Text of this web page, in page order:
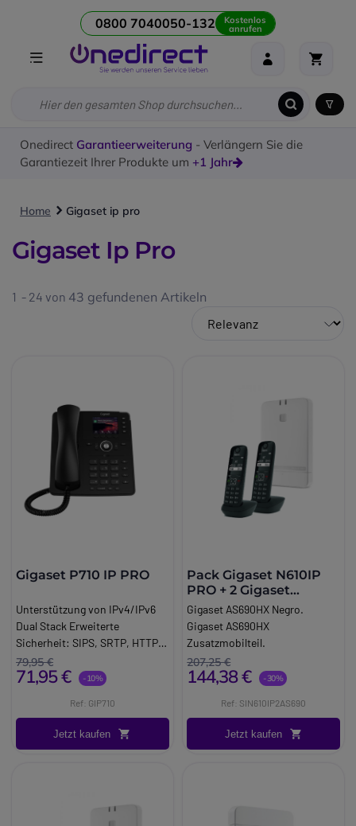
0800 7040050-132 Kostenlos
anrufen
Onedirect Garantieerweiterung - Verlängern Sie die
Garantiezeit Ihrer Produkte um +1 Jahr
Home Gigaset ip pro
Gigaset Ip Pro
1 - 24 von 43 gefundenen Artikeln
Gigaset P710 IP PRO
Unterstützung von IPv4/IPv6
Dual Stack Erweiterte
Sicherheit: SIPS, SRTP, HTTPS,
802.1X Authentifizierung.
Vereinfachte Bereitstellung mit
P710 IP PRO Professionelles
Desktop Vo. IP Telefon.
79,95 €
71,95 € -10%
Ref: GIP710
Jetzt kaufen
Pack Gigaset N610IP
PRO + 2 Gigaset
AS690HX schwarz
Gigaset AS690HX Negro.
Gigaset AS690HX
Zusatzmobilteil.
207,25 €
144,38 € -30%
Ref: SIN610IP2AS690
Jetzt kaufen